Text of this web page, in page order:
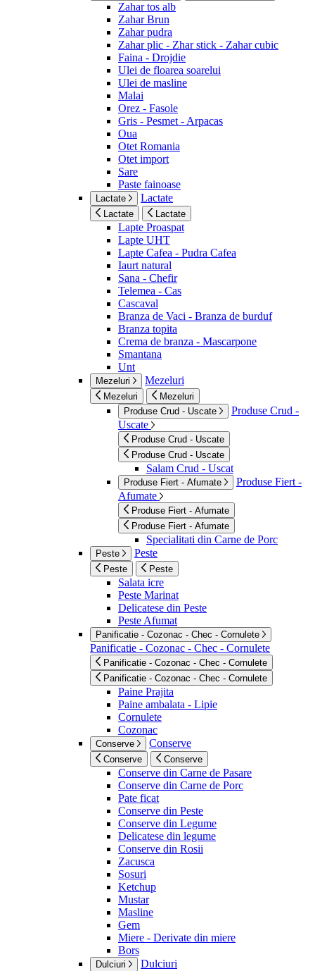
Zahar tos alb
Zahar Brun
Zahar pudra
Zahar plic - Zhar stick - Zahar cubic
Faina - Drojdie
Ulei de floarea soarelui
Ulei de masline
Malai
Orez - Fasole
Gris - Pesmet - Arpacas
Oua
Otet Romania
Otet import
Sare
Paste fainoase
Lactate Lactate
Lactate Lactate
Lapte Proaspat
Lapte UHT
Lapte Cafea - Pudra Cafea
Iaurt natural
Sana - Chefir
Telemea - Cas
Cascaval
Branza de Vaci - Branza de burduf
Branza topita
Crema de branza - Mascarpone
Smantana
Unt
Mezeluri Mezeluri
Mezeluri
Mezeluri
Produse Crud - Uscate
Produse Crud -
Uscate
Produse Crud - Uscate
Produse Crud - Uscate
Salam Crud - Uscat
Produse Fiert - Afumate
Produse Fiert -
Afumate
Produse Fiert - Afumate
Produse Fiert - Afumate
Specialitati din Carne de Porc
Peste Peste
Peste Peste
Salata icre
Peste Marinat
Delicatese din Peste
Peste Afumat
Panificatie - Cozonac - Chec - Cornulete
Panificatie - Cozonac - Chec - Cornulete
Panificatie - Cozonac - Chec - Cornulete
Panificatie - Cozonac - Chec - Cornulete
Paine Prajita
Paine ambalata - Lipie
Cornulete
Cozonac
Conserve Conserve
Conserve Conserve
Conserve din Carne de Pasare
Conserve din Carne de Porc
Pate ficat
Conserve din Peste
Conserve din Legume
Delicatese din legume
Conserve din Rosii
Zacusca
Sosuri
Ketchup
Mustar
Masline
Gem
Miere - Derivate din miere
Bors
Dulciuri Dulciuri